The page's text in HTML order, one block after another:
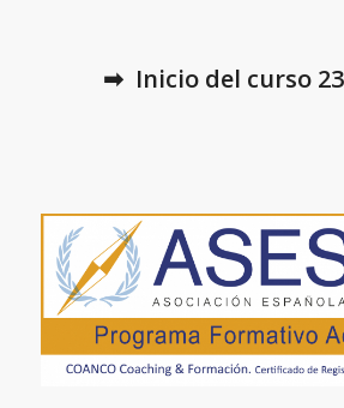
➡ Inicio del curso